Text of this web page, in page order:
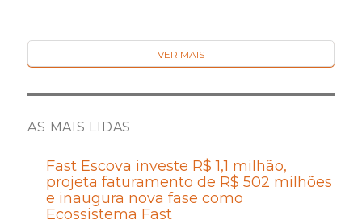
VER MAIS
AS MAIS LIDAS
Fast Escova investe R$ 1,1 milhão,
projeta faturamento de R$ 502 milhões
e inaugura nova fase como
Ecossistema Fast